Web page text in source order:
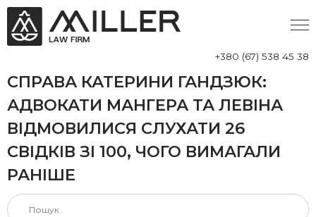
+380 (67) 538 45 38
СПРАВА КАТЕРИНИ ГАНДЗЮК:
АДВОКАТИ МАНГЕРА ТА ЛЕВІНА
ВІДМОВИЛИСЯ СЛУХАТИ 26
СВІДКІВ ЗІ 100, ЧОГО ВИМАГАЛИ
РАНІШЕ